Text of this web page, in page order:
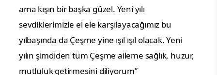
ama kışın bir başka güzel. Yeni yılı
sevdiklerimizle el ele karşılayacağımız bu
yılbaşında da Çeşme yine ışıl ışıl olacak. Yeni
yılın şimdiden tüm Çeşme aileme sağlık, huzur,
mutluluk getirmesini diliyorum”